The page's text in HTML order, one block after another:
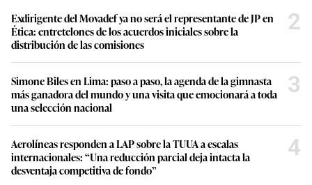
Exdirigente del Movadef ya no será el representante de JP en
Ética: entretelones de los acuerdos iniciales sobre la
distribución de las comisiones
2
Simone Biles en Lima: paso a paso, la agenda de la gimnasta
más ganadora del mundo y una visita que emocionará a toda
una selección nacional
3
Aerolíneas responden a LAP sobre la TUUA a escalas
internacionales: “Una reducción parcial deja intacta la
desventaja competitiva de fondo”
4